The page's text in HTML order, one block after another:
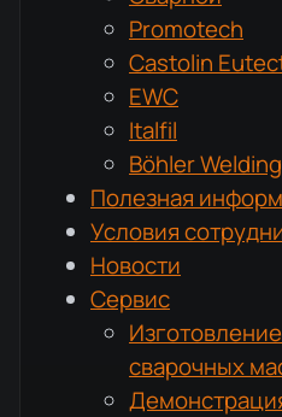
Promotech
Castolin
EWC
Italfil
Böhler Welding
Полезная
Условия
Новости
Сервис
сварочных